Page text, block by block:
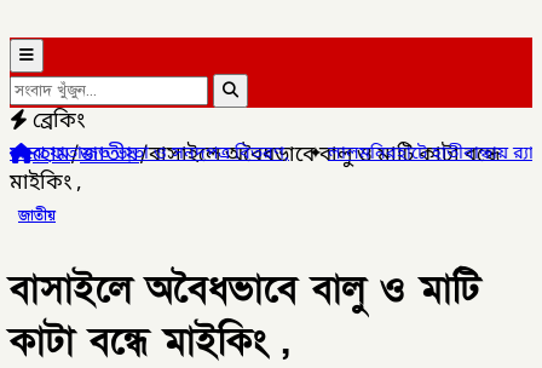
ব্রেকিং
ও সনদপত্র বিতরণ,✦লালমনিরহাটে হাতীবান্ধায় র‌্যাব-১৩ অভিযানে
হোম/জাতীয়/বাসাইলে অবৈধভাবে বালু ও মাটি কাটা বন্ধে
মাইকিং ,
জাতীয়
বাসাইলে অবৈধভাবে বালু ও মাটি
কাটা বন্ধে মাইকিং ,